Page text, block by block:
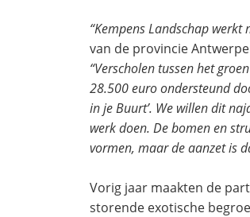
“Kempens Landschap
van de provincie
“Verscholen tussen het
28.500 euro ondersteund
in je Buurt’. We willen dit
werk doen. De bomen en
vormen, maar de aanzet is
Vorig jaar maakten de
storende exotische